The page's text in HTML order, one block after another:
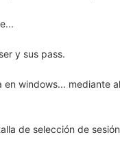
y sus pass.
windows... mediante
de selección de